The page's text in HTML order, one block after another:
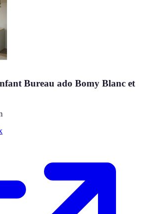
Bureau ado Bomy Blanc et